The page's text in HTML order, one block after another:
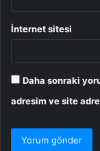
İnternet sitesi
Daha sonraki
adresim ve site